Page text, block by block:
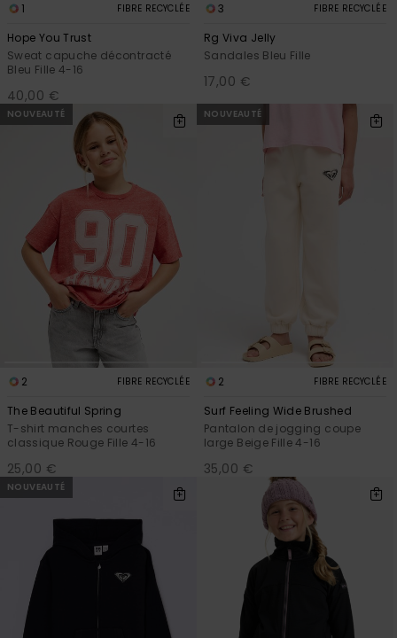
1 FIBRE RECYCLÉE
Hope You Trust
Sweat capuche décontracté
Bleu Fille 4-16
40,00 €
3 FIBRE RECYCLÉE
Rg Viva Jelly
Sandales Bleu Fille
17,00 €
NOUVEAUTÉ
2 FIBRE RECYCLÉE
The Beautiful Spring
T-shirt manches courtes
classique Rouge Fille 4-16
25,00 €
NOUVEAUTÉ
2 FIBRE RECYCLÉE
Surf Feeling Wide Brushed
Pantalon de jogging coupe
large Beige Fille 4-16
35,00 €
NOUVEAUTÉ